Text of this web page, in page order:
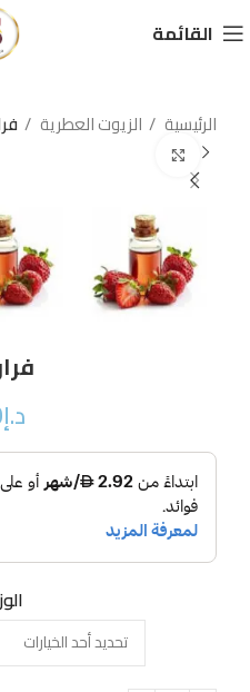
القائمة
الرئيسية الزيوت العطرية
د.إ